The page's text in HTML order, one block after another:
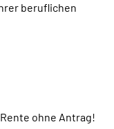
beruflichen
ohne Antrag!